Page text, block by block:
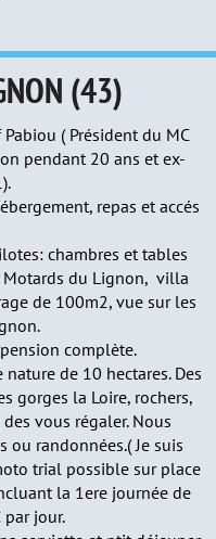
(43)
( Président du MC
pendant 20 ans et ex-
repas et accés
chambres et tables
Motards du Lignon, villa
de 100m2, vue sur les
complète.
de 10 hectares. Des
gorges la Loire, rochers,
vous régaler. Nous
ou randonnées.( Je suis
trial possible sur place
la 1ere journée de
jour.